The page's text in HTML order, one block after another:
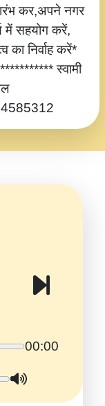
कर,अपने नगर
में सहयोग करें,
निर्वाह करें*
स्वामी
00:00